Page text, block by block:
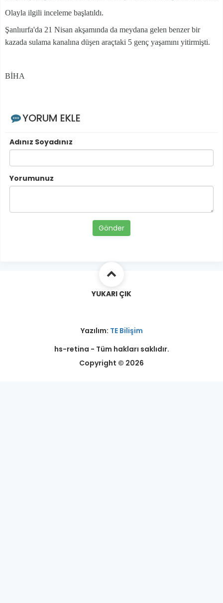
Olayla ilgili inceleme başlatıldı.
Şanlıurfa'da 21 Nisan akşamında da meydana gelen benzer bir
kazada sulama kanalına düşen araçtaki 5 genç yaşamını yitirmişti.
BİHA
YORUM EKLE
Adınız Soyadınız
Yorumunuz
Gönder
YUKARI ÇIK
Yazılım: TE Bilişim
hs-retina - Tüm hakları saklıdır.
Copyright © 2026